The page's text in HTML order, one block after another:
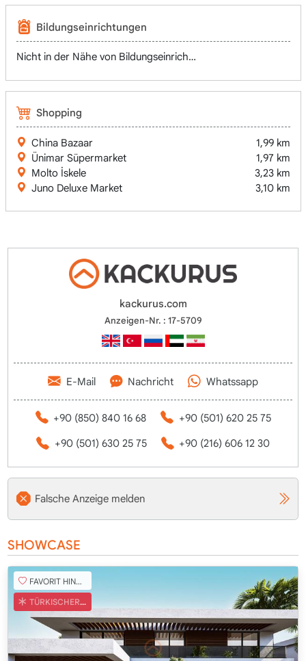
Bildungseinrichtungen
Nicht in der Nähe von Bildungseinrichtungen
Shopping
China Bazaar
1,99 km
Ünimar Süpermarket
1,97 km
Molto İskele
3,23 km
Juno Deluxe Market
3,10 km
kackurus.com
Anzeigen-Nr. : 17-5709
E-Mail Nachricht Whatssapp
+90 (850) 840 16 68 +90 (501) 620 25 75
+90 (501) 630 25 75 +90 (216) 606 12 30
Falsche Anzeige melden
SHOWCASE
FAVORIT HINZUFÜGEN
TÜRKISCHER COB